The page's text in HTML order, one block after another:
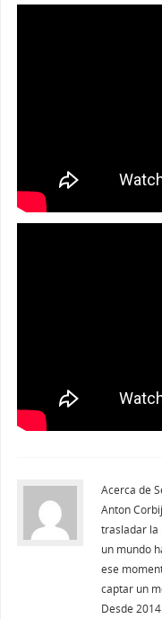
Acerca de
Anton
trasladar la
un mundo
ese
captar un
Desde